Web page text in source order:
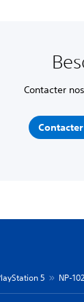
Contacter
5 NP-